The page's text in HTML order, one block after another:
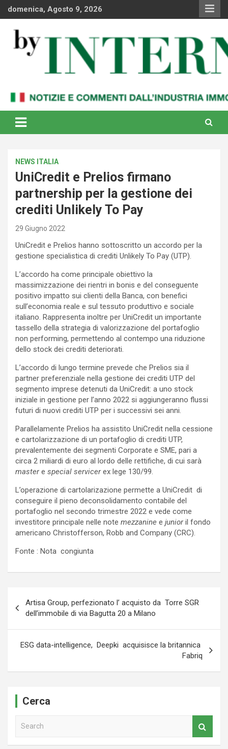
Skipdomenica, Agosto 9, 2026
By Internews
internazionale
NEWS ITALIA
UniCredit e Prelios firmano
partnership per la gestione dei
crediti Unlikely To Pay
29 Giugno 2022
UniCredit e Prelios hanno sottoscritto un accordo per la
gestione specialistica di crediti Unlikely To Pay (UTP).
L’accordo ha come principale obiettivo la
massimizzazione dei rientri in bonis e del conseguente
positivo impatto sui clienti della Banca, con benefici
sull’economia reale e sul tessuto produttivo e sociale
italiano. Rappresenta inoltre per UniCredit un importante
tassello della strategia di valorizzazione del portafoglio
non performing, permettendo al contempo una riduzione
dello stock dei crediti deteriorati.
L’accordo di lungo termine prevede che Prelios sia il
partner preferenziale nella gestione dei crediti UTP del
segmento imprese detenuti da UniCredit: a uno stock
iniziale in gestione per l’anno 2022 si aggiungeranno flussi
futuri di nuovi crediti UTP per i successivi sei anni.
Parallelamente Prelios ha assistito UniCredit nella cessione
e cartolarizzazione di un portafoglio di crediti UTP,
prevalentemente dei segmenti Corporate e SME, pari a
circa 2 miliardi di euro al lordo delle rettifiche, di cui sarà
mastere special servicerex lege 130/99.
L’operazione di cartolarizazione permette a UniCredit di
conseguire il pieno deconsolidamento contabile del
portafoglio nel secondo trimestre 2022 e vede come
investitore principale nelle note mezzanine e junioril fondo
americano Christofferson, Robb and Company (CRC).
Fonte : Nota congiunta
articoli
Artisa Group, perfezionato l’ acquisto da Torre SGR
dell’immobile di via Bagutta 20 a Milano
ESG data-intelligence, Deepki acquisisce la britannica
Fabriq
Cerca